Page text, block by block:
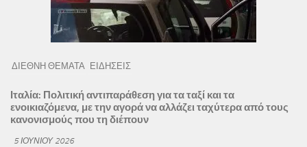
ΔΙΕΘΝΗ ΘΕΜΑΤΑ ΕΙΔΗΣΕΙΣ
Ιταλία: Πολιτική αντιπαράθεση για τα ταξί και τα
ενοικιαζόμενα, με την αγορά να αλλάζει ταχύτερα από τους
κανονισμούς που τη διέπουν
5 ΙΟΥΝΊΟΥ 2026